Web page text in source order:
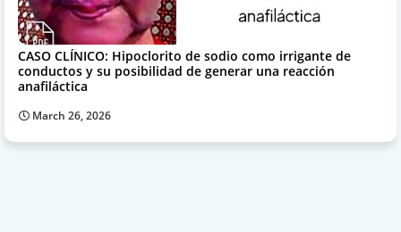
CASO CLÍNICO: Hipoclorito de sodio como irrigante de
conductos y su posibilidad de generar una reacción
anafiláctica
March 26, 2026